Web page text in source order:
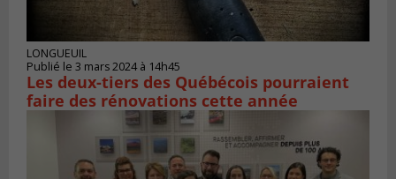
LONGUEUIL
Publié le 3 mars 2024 à 14h45
Les deux-tiers des Québécois pourraient
faire des rénovations cette année